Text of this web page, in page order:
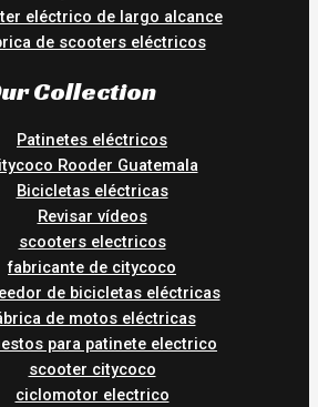
eléctrico de largo alcance
de scooters eléctricos
Collection
Patinetes eléctricos
Rooder Guatemala
Bicicletas eléctricas
Revisar vídeos
scooters electricos
fabricante de citycoco
de bicicletas eléctricas
de motos eléctricas
para patinete electrico
scooter citycoco
ciclomotor electrico